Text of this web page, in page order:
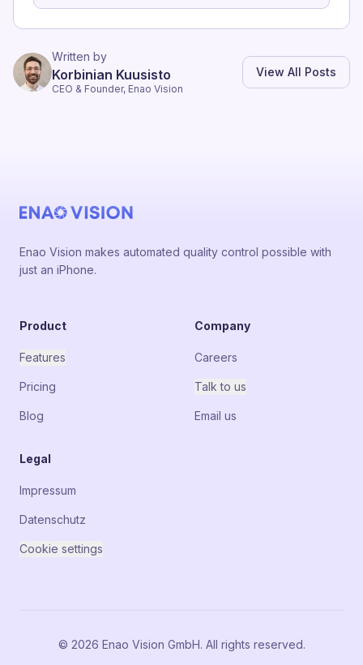
Written by
Korbinian Kuusisto
CEO & Founder, Enao Vision
View All Posts
Enao Vision makes automated quality control possible with
just an iPhone.
Product
Features
Pricing
Blog
Company
Careers
Talk to us
Email us
Legal
Impressum
Datenschutz
Cookie settings
© 2026 Enao Vision GmbH. All rights reserved.